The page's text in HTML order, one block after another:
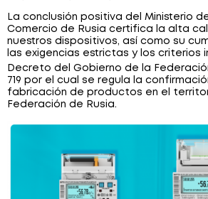
La conclusión positiva del Ministerio
Comercio de Rusia certifica la alta
nuestros dispositivos, así como su
las exigencias estrictas y los criterios
Decreto del Gobierno de la
719 por el cual se regula la
fabricación de productos en el
Federación de Rusia.